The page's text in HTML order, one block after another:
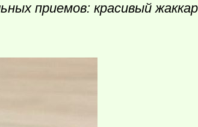
приемов: красивый